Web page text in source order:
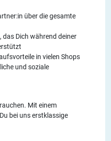
über die gesamte
Dich während deiner
in vielen Shops
und soziale
Mit einem
bei uns erstklassige